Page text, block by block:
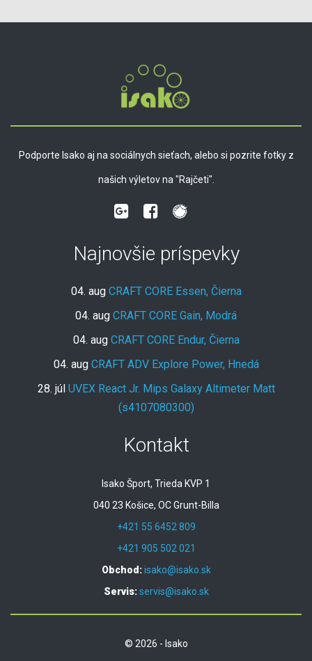
Podporte Isako aj na sociálnych sieťach, alebo si pozrite fotky z
našich výletov na "Rajčeti".
Najnovšie príspevky
04. aug CRAFT CORE Essen, Čierna
04. aug CRAFT CORE Gain, Modrá
04. aug CRAFT CORE Endur, Čierna
04. aug CRAFT ADV Explore Power, Hnedá
28. júl UVEX React Jr. Mips Galaxy Altimeter Matt
(s4107080300)
Kontakt
Isako Šport, Trieda KVP 1
040 23 Košice, OC Grunt-Billa
+421 55 6452 809
+421 905 502 021
Obchod:isako@isako.sk
Servis:servis@isako.sk
© 2026 - Isako